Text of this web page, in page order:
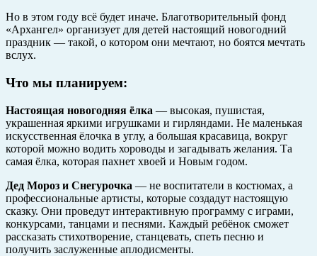
Но в этом году всё будет иначе. Благотворительный фонд
«Архангел» организует для детей настоящий новогодний
праздник — такой, о котором они мечтают, но боятся мечтать
вслух.
Что мы планируем:
Настоящая новогодняя ёлка — высокая, пушистая,
украшенная яркими игрушками и гирляндами. Не маленькая
искусственная ёлочка в углу, а большая красавица, вокруг
которой можно водить хороводы и загадывать желания. Та
самая ёлка, которая пахнет хвоей и Новым годом.
Дед Мороз и Снегурочка — не воспитатели в костюмах, а
профессиональные артисты, которые создадут настоящую
сказку. Они проведут интерактивную программу с играми,
конкурсами, танцами и песнями. Каждый ребёнок сможет
рассказать стихотворение, станцевать, спеть песню и
получить заслуженные аплодисменты.